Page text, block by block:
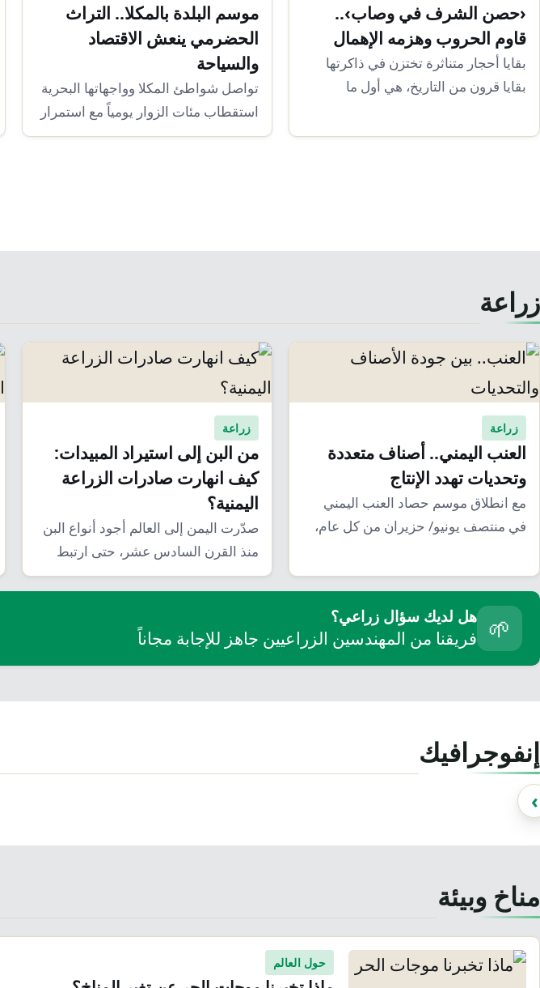
‹حصن الشرف في وصاب›..
قاوم الحروب وهزمه الإهمال
بقايا أحجار متناثرة تختزن في ذاكرتها
بقايا قرون من التاريخ، هي أول ما
موسم البلدة بالمكلا.. التراث
الحضرمي ينعش الاقتصاد
والسياحة
تواصل شواطئ المكلا وواجهاتها البحرية
استقطاب مئات الزوار يومياً مع استمرار
فعاليات موسم البلدة،…
زراعة
زراعة
العنب اليمني.. أصناف متعددة
وتحديات تهدد الإنتاج
مع انطلاق موسم حصاد العنب اليمني
في منتصف يونيو/ حزيران من كل عام،
زراعة
من البن إلى استيراد المبيدات:
كيف انهارت صادرات الزراعة
اليمنية؟
صدّرت اليمن إلى العالم أجود أنواع البن
منذ القرن السادس عشر، حتى ارتبط
اسم…
🌱 هل لديك سؤال زراعي؟
فريقنا من المهندسين الزراعيين جاهز للإجابة مجاناً
إنفوجرافيك
غياب الرعاية الصحية
›
مناخ وبيئة
حول العالم